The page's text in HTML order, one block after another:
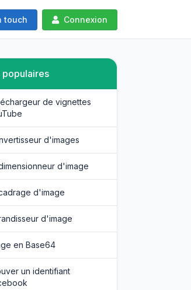
touch Connexion
populaires
de vignettes
d'images
d'image
d'image
d'image
en Base64
un identifiant